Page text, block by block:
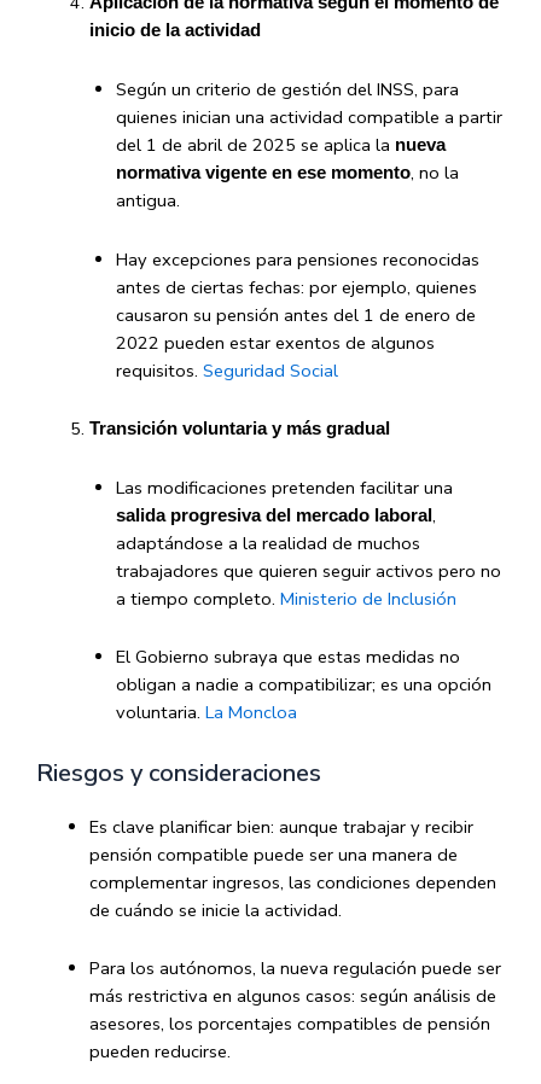
inicio de la actividad
Según un criterio de gestión del INSS, para
quienes inician una actividad compatible a partir
del 1 de abril de 2025 se aplica la nueva
normativa vigente en ese momento, no la
antigua.
Hay excepciones para pensiones reconocidas
antes de ciertas fechas: por ejemplo, quienes
causaron su pensión antes del 1 de enero de
2022 pueden estar exentos de algunos
requisitos. Seguridad Social
Transición voluntaria y más gradual
Las modificaciones pretenden facilitar una
salida progresiva del mercado laboral,
adaptándose a la realidad de muchos
trabajadores que quieren seguir activos pero no
a tiempo completo. Ministerio de Inclusión
El Gobierno subraya que estas medidas no
obligan a nadie a compatibilizar; es una opción
voluntaria. La Moncloa
Riesgos y consideraciones
Es clave planificar bien: aunque trabajar y recibir
pensión compatible puede ser una manera de
complementar ingresos, las condiciones dependen
de cuándo se inicie la actividad.
Para los autónomos, la nueva regulación puede ser
más restrictiva en algunos casos: según análisis de
asesores, los porcentajes compatibles de pensión
pueden reducirse.